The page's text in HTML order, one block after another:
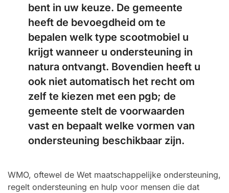
bent in uw keuze. De gemeente
heeft de bevoegdheid om te
bepalen welk type scootmobiel u
krijgt wanneer u ondersteuning in
natura ontvangt. Bovendien heeft u
ook niet automatisch het recht om
zelf te kiezen met een pgb; de
gemeente stelt de voorwaarden
vast en bepaalt welke vormen van
ondersteuning beschikbaar zijn.
WMO, oftewel de Wet maatschappelijke ondersteuning,
regelt ondersteuning en hulp voor mensen die dat